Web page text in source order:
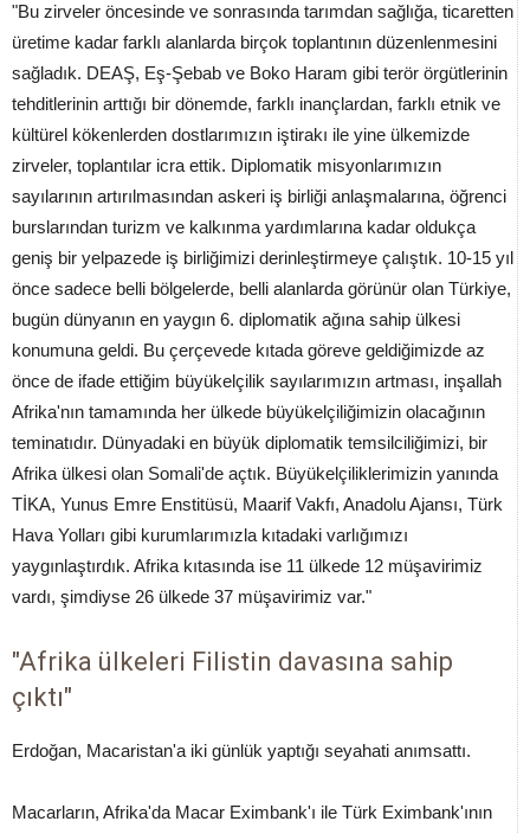
"Bu zirveler öncesinde ve sonrasında tarımdan sağlığa, ticaretten
üretime kadar farklı alanlarda birçok toplantının düzenlenmesini
sağladık. DEAŞ, Eş-Şebab ve Boko Haram gibi terör örgütlerinin
tehditlerinin arttığı bir dönemde, farklı inançlardan, farklı etnik ve
kültürel kökenlerden dostlarımızın iştirakı ile yine ülkemizde
zirveler, toplantılar icra ettik. Diplomatik misyonlarımızın
sayılarının artırılmasından askeri iş birliği anlaşmalarına, öğrenci
burslarından turizm ve kalkınma yardımlarına kadar oldukça
geniş bir yelpazede iş birliğimizi derinleştirmeye çalıştık. 10-15 yıl
önce sadece belli bölgelerde, belli alanlarda görünür olan Türkiye,
bugün dünyanın en yaygın 6. diplomatik ağına sahip ülkesi
konumuna geldi. Bu çerçevede kıtada göreve geldiğimizde az
önce de ifade ettiğim büyükelçilik sayılarımızın artması, inşallah
Afrika'nın tamamında her ülkede büyükelçiliğimizin olacağının
teminatıdır. Dünyadaki en büyük diplomatik temsilciliğimizi, bir
Afrika ülkesi olan Somali'de açtık. Büyükelçiliklerimizin yanında
TİKA, Yunus Emre Enstitüsü, Maarif Vakfı, Anadolu Ajansı, Türk
Hava Yolları gibi kurumlarımızla kıtadaki varlığımızı
yaygınlaştırdık. Afrika kıtasında ise 11 ülkede 12 müşavirimiz
vardı, şimdiyse 26 ülkede 37 müşavirimiz var."
"Afrika ülkeleri Filistin davasına sahip
çıktı"
Erdoğan, Macaristan'a iki günlük yaptığı seyahati anımsattı.
Macarların, Afrika'da Macar Eximbank'ı ile Türk Eximbank'ının